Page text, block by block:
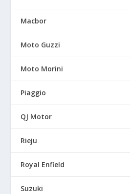
Macbor
Moto Guzzi
Moto Morini
Piaggio
QJ Motor
Rieju
Royal Enfield
Suzuki